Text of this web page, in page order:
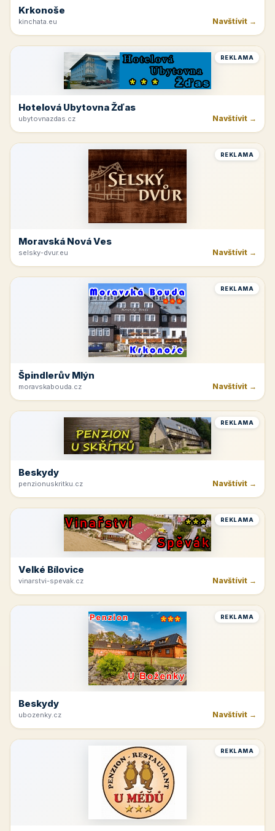
Krkonoše
kinchata.eu Navštívit →
REKLAMA
Hotelová Ubytovna Žďas
ubytovnazdas.cz Navštívit →
REKLAMA
Moravská Nová Ves
selsky-dvur.eu Navštívit →
REKLAMA
Špindlerův Mlýn
moravskabouda.cz Navštívit →
REKLAMA
Beskydy
penzionuskritku.cz Navštívit →
REKLAMA
Velké Bílovice
vinarstvi-spevak.cz Navštívit →
REKLAMA
Beskydy
ubozenky.cz Navštívit →
REKLAMA